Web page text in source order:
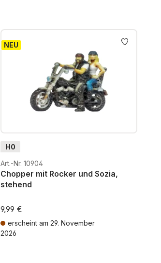
NEU
H0
Art.-Nr. 10904
Chopper mit Rocker und Sozia,
stehend
9,99 €
erscheint am 29. November
2026